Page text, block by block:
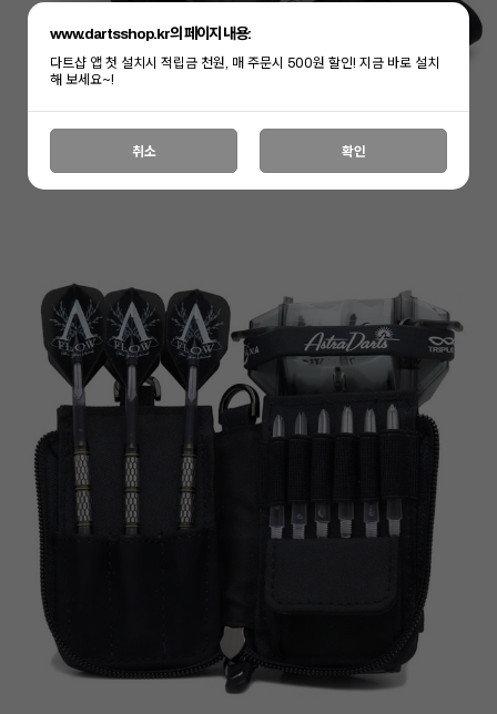
www.dartsshop.kr의 페이지 내용:
다트샵 앱 첫 설치시 적립금 천원, 매 주문시 500원 할인! 지금 바로 설치
해 보세요~!
취소 확인